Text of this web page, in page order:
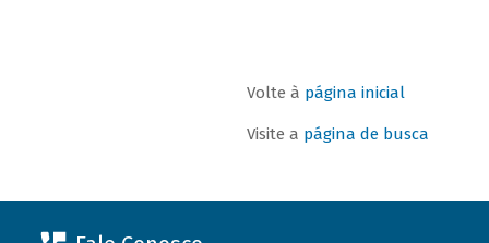
Volte à página inicial
Visite a página de busca